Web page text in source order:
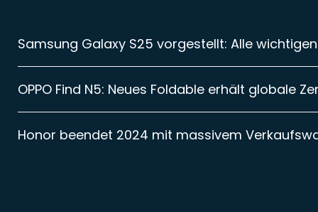
Samsung Galaxy S25 vorgestellt: Alle
OPPO Find N5: Neues Foldable erhält globale
Honor beendet 2024 mit massivem